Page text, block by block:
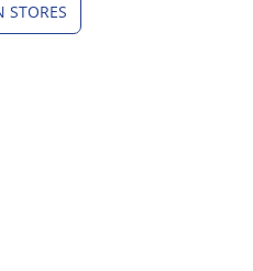
STORES